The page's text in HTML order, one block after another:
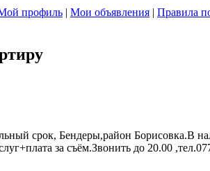
профиль | Мои объявления | Правила
срок, Бендеры,район Борисовка.В
за съём.Звонить до 20.00